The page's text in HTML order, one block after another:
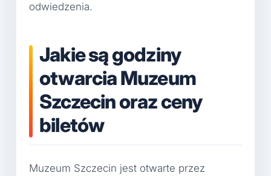
odwiedzenia.
Jakie są godziny
otwarcia Muzeum
Szczecin oraz ceny
biletów
Muzeum Szczecin jest otwarte przez